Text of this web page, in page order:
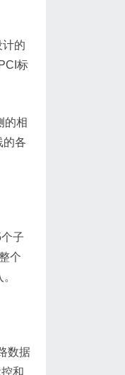
的
标
的相
的各
子
个
数据
和